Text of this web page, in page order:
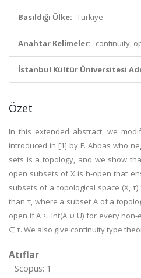
Basıldığı Ülke: Türkiye
Anahtar Kelimeler: continuity,
İstanbul Kültür Üniversitesi
Özet
In this extended abstract, we
introduced in [1] by F. Abbas who
sets is a topology, and we show
open subsets of X is h-open that
subsets of a topological space (X,
than τ, where a subset A of a
open if A ⊆ Int(A ∪ U) for every non-
∈ τ. We also give continuity type
Atıflar
Scopus: 1